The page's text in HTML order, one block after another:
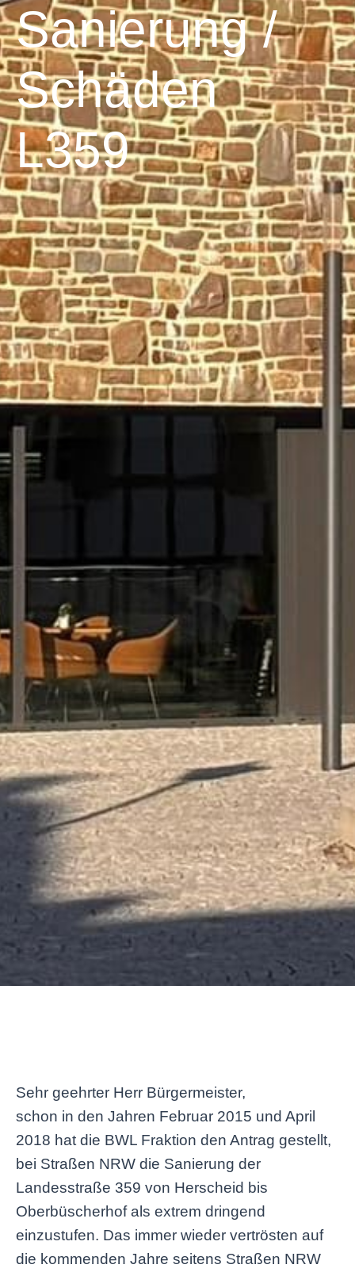
Sanierung /
Schäden
L359
Sehr geehrter Herr Bürgermeister,
schon in den Jahren Februar 2015 und April
2018 hat die BWL Fraktion den Antrag gestellt,
bei Straßen NRW die Sanierung der
Landesstraße 359 von Herscheid bis
Oberbüscherhof als extrem dringend
einzustufen. Das immer wieder vertrösten auf
die kommenden Jahre seitens Straßen NRW